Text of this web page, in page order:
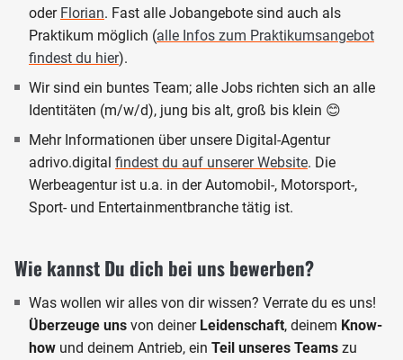
oder Florian. Fast alle Jobangebote sind auch als
Praktikum möglich (alle Infos zum Praktikumsangebot
findest du hier).
Wir sind ein buntes Team; alle Jobs richten sich an alle
Identitäten (m/w/d), jung bis alt, groß bis klein 😊
Mehr Informationen über unsere Digital-Agentur
adrivo.digital findest du auf unserer Website. Die
Werbeagentur ist u.a. in der Automobil-, Motorsport-,
Sport- und Entertainmentbranche tätig ist.
Wie kannst Du dich bei uns bewerben?
Was wollen wir alles von dir wissen? Verrate du es uns!
Überzeuge uns von deiner Leidenschaft, deinem Know-
how und deinem Antrieb, ein Teil unseres Teams zu